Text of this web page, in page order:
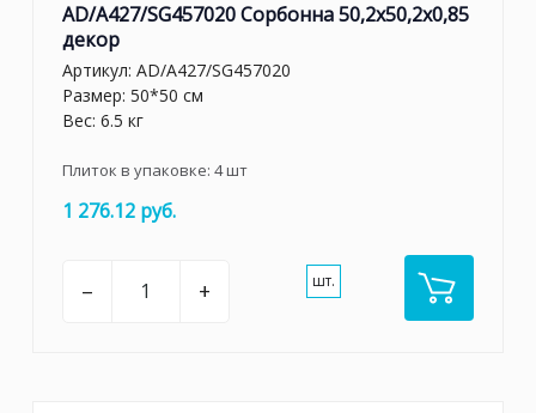
AD/A427/SG457020 Сорбонна 50,2x50,2x0,85
декор
Артикул: AD/A427/SG457020
Размер: 50*50 см
Вес: 6.5 кг
Плиток в упаковке: 4шт
1 276.12 руб.
– + шт.